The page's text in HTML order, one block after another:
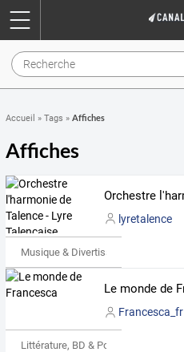
Accueil » Tags » Affiches
Affiches
lyretalence
Musique & Divertissements
Francesca_fr
Littérature, BD & Poésie